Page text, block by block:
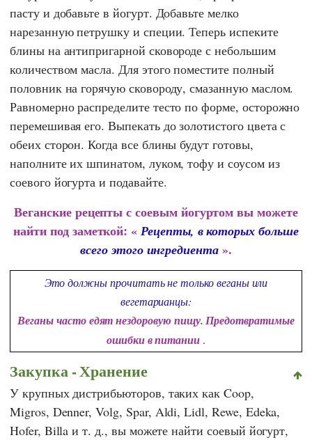
пасту и добавьте в йогурт. Добавьте мелко
нарезанную петрушку и специи. Теперь испеките
блины на антипригарной сковороде с небольшим
количеством масла. Для этого поместите полный
половник на горячую сковороду, смазанную маслом.
Равномерно распределите тесто по форме, осторожно
перемешивая его. Выпекать до золотистого цвета с
обеих сторон. Когда все блины будут готовы,
наполните их шпинатом, луком, тофу и соусом из
соевого йогурта и подавайте.
Веганские рецепты с соевым йогуртом вы можете
найти под заметкой: «Рецепты, в которых больше
всего этого ингредиента».
Это должны прочитать не только веганы или
вегетарианцы:
Веганы часто едят нездоровую пищу. Предотвратимые
ошибки в питании .
Закупка - Хранение
У крупных дистрибьюторов, таких какCoop,
Migros, Denner,Volg, Spar, Aldi,Lidl, Rewe, Edeka,
Hofer, Billa и т. д., вы можете найти соевый йогурт,